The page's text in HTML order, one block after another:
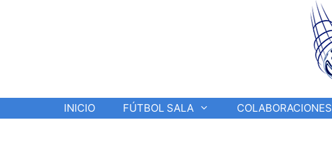
INICIO FÚTBOL SALA COLABORACIONES